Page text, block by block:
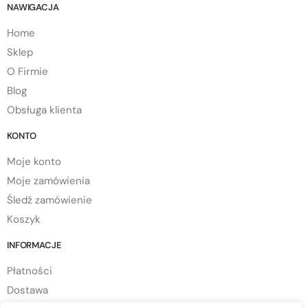
NAWIGACJA
Home
Sklep
O Firmie
Blog
Obsługa klienta
KONTO
Moje konto
Moje zamówienia
Śledź zamówienie
Koszyk
INFORMACJE
Płatności
Dostawa